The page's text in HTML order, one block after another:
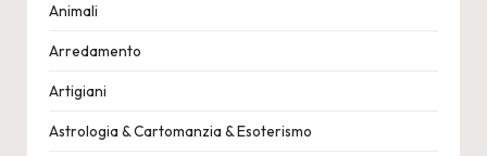
Animali
Arredamento
Artigiani
Astrologia & Cartomanzia & Esoterismo